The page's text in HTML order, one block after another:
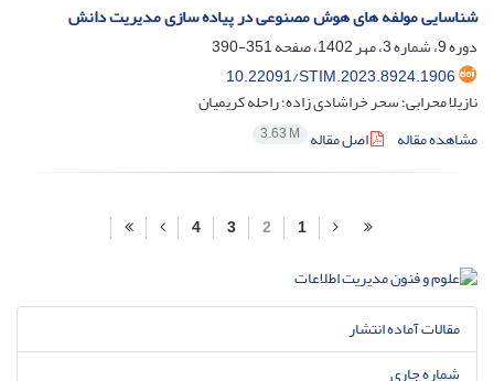
شناسایی مولفه های هوش مصنوعی در پیاده سازی مدیریت دانش
دوره 9، شماره 3، مهر 1402، صفحه
351-390
10.22091/STIM.2023.8924.1906
نازیلا محرابی؛ سحر خراشادی زاده؛ راحله کریمیان
مشاهده مقاله
اصل مقاله 3.63 M
1
2
3
4
مقالات آماده انتشار
شماره جاری